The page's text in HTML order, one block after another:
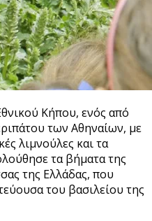
Κήπου, ενός από
των Αθηναίων, με
λιμνούλες και τα
τα βήματα της
της Ελλάδας, που
του βασιλείου της